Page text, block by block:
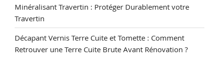
Minéralisant Travertin : Protéger Durablement votre
Travertin
Décapant Vernis Terre Cuite et Tomette : Comment
Retrouver une Terre Cuite Brute Avant Rénovation ?